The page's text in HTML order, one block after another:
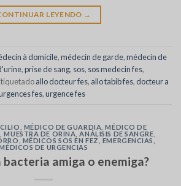
LEYENDO →
à domicile,médecin de garde,médecin de
,prise de sang, sos, sos medecin fes,
allo docteur fes, allo tabib fes, docteur a
fes,urgence fes
MÉDICO DE GUARDIA ,MÉDICO DE
,MUESTRA DE ORINA ,ANÁLISIS DE SANGRE
MÉDICOS SOS EN FEZ EMERGENCIAS
DE URGENCIAS
bacteria amiga o enemiga?